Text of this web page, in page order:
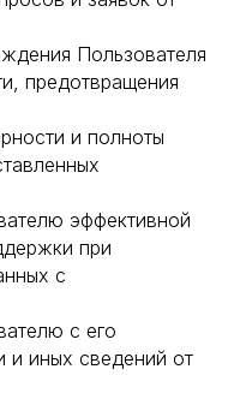
Пользователя
предотвращения
и полноты
эффективной
при
с
с его
и иных сведений от